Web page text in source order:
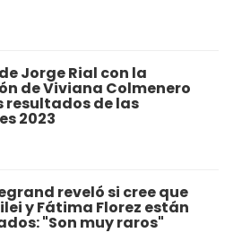
Jorge Rial con la
de Viviana Colmenero
resultados de las
2023
reveló si cree que
y Fátima Florez están
"Son muy raros"